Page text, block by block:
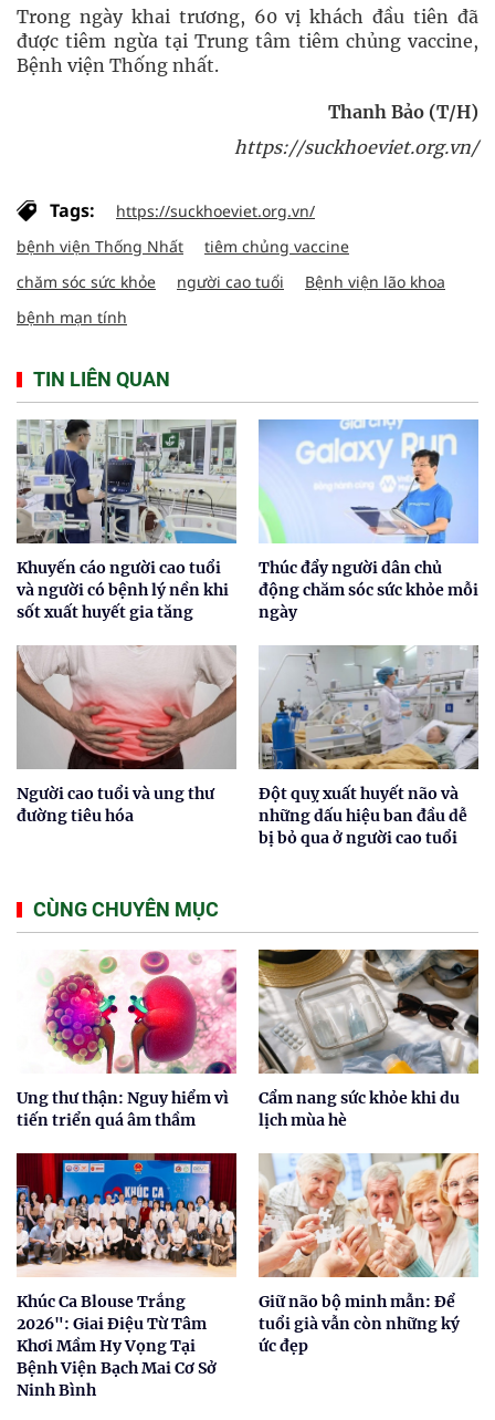
Trong ngày khai trương, 60 vị khách đầu tiên đã
được tiêm ngừa tại Trung tâm tiêm chủng vaccine,
Bệnh viện Thống nhất.
Thanh Bảo (T/H)
https://suckhoeviet.org.vn/
Tags:
https://suckhoeviet.org.vn/
bệnh viện Thống Nhất
tiêm chủng vaccine
chăm sóc sức khỏe
người cao tuổi
Bệnh viện lão khoa
bệnh mạn tính
TIN LIÊN QUAN
Khuyến cáo người cao tuổi
và người có bệnh lý nền khi
sốt xuất huyết gia tăng
Thúc đẩy người dân chủ
động chăm sóc sức khỏe mỗi
ngày
Người cao tuổi và ung thư
đường tiêu hóa
Đột quỵ xuất huyết não và
những dấu hiệu ban đầu dễ
bị bỏ qua ở người cao tuổi
CÙNG CHUYÊN MỤC
Ung thư thận: Nguy hiểm vì
tiến triển quá âm thầm
Cẩm nang sức khỏe khi du
lịch mùa hè
Khúc Ca Blouse Trắng
2026": Giai Điệu Từ Tâm
Khơi Mầm Hy Vọng Tại
Bệnh Viện Bạch Mai Cơ Sở
Ninh Bình
Giữ não bộ minh mẫn: Để
tuổi già vẫn còn những ký
ức đẹp